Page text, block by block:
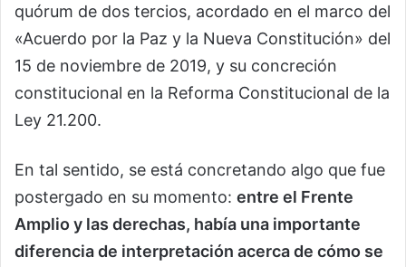
quórum de dos tercios, acordado en el marco del
«Acuerdo por la Paz y la Nueva Constitución» del
15 de noviembre de 2019, y su concreción
constitucional en la Reforma Constitucional de la
Ley 21.200.
En tal sentido, se está concretando algo que fue
postergado en su momento: entre el Frente
Amplio y las derechas, había una importante
diferencia de interpretación acerca de cómo se